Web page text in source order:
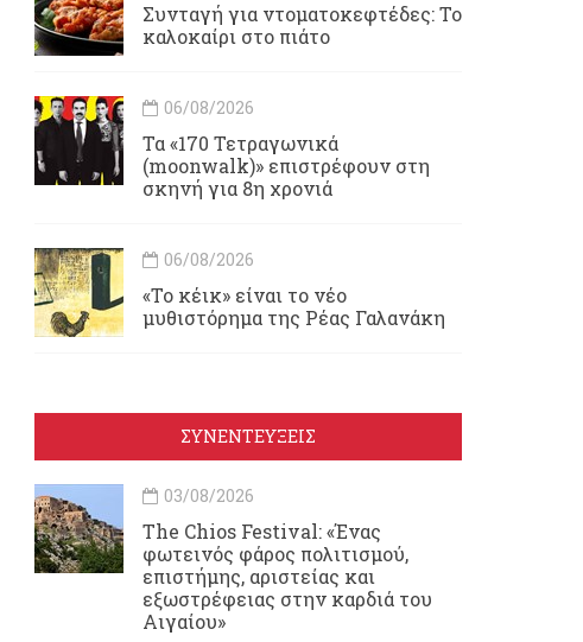
Συνταγή για ντοματοκεφτέδες: Το
καλοκαίρι στο πιάτο
06/08/2026
Τα «170 Τετραγωνικά
(moonwalk)» επιστρέφουν στη
σκηνή για 8η χρονιά
06/08/2026
«Το κέικ» είναι το νέο
μυθιστόρημα της Ρέας Γαλανάκη
ΣΥΝΕΝΤΕΥΞΕΙΣ
03/08/2026
Τhe Chios Festival: «Ένας
φωτεινός φάρος πολιτισμού,
επιστήμης, αριστείας και
εξωστρέφειας στην καρδιά του
Αιγαίου»